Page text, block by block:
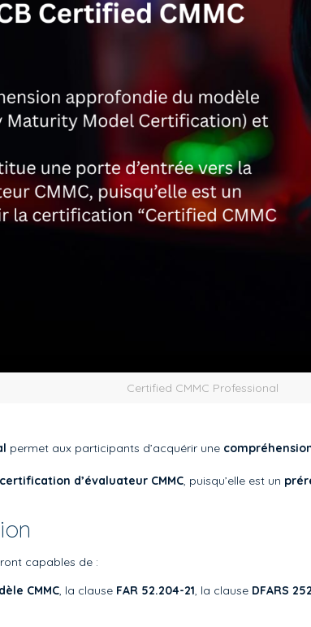
Certified CMMC Professional
permet aux participants d’acquérir une
d’évaluateur CMMC, puisqu’elle est un
capables de :
CMMC, la clause FAR 52.204-21, la clause DFARS